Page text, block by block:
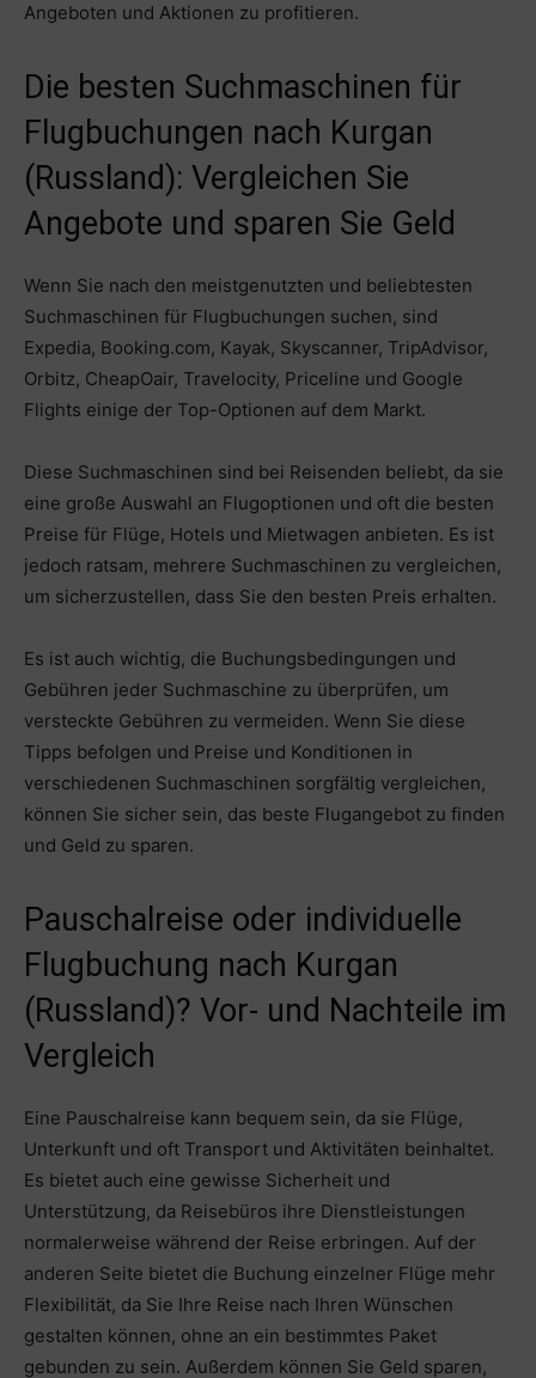
Angeboten und Aktionen zu profitieren.
Die besten Suchmaschinen für
Flugbuchungen nach Kurgan
(Russland): Vergleichen Sie
Angebote und sparen Sie Geld
Wenn Sie nach den meistgenutzten und beliebtesten
Suchmaschinen für Flugbuchungen suchen, sind
Expedia, Booking.com, Kayak, Skyscanner, TripAdvisor,
Orbitz, CheapOair, Travelocity, Priceline und Google
Flights einige der Top-Optionen auf dem Markt.
Diese Suchmaschinen sind bei Reisenden beliebt, da sie
eine große Auswahl an Flugoptionen und oft die besten
Preise für Flüge, Hotels und Mietwagen anbieten. Es ist
jedoch ratsam, mehrere Suchmaschinen zu vergleichen,
um sicherzustellen, dass Sie den besten Preis erhalten.
Es ist auch wichtig, die Buchungsbedingungen und
Gebühren jeder Suchmaschine zu überprüfen, um
versteckte Gebühren zu vermeiden. Wenn Sie diese
Tipps befolgen und Preise und Konditionen in
verschiedenen Suchmaschinen sorgfältig vergleichen,
können Sie sicher sein, das beste Flugangebot zu finden
und Geld zu sparen.
Pauschalreise oder individuelle
Flugbuchung nach Kurgan
(Russland)? Vor- und Nachteile im
Vergleich
Eine Pauschalreise kann bequem sein, da sie Flüge,
Unterkunft und oft Transport und Aktivitäten beinhaltet.
Es bietet auch eine gewisse Sicherheit und
Unterstützung, da Reisebüros ihre Dienstleistungen
normalerweise während der Reise erbringen. Auf der
anderen Seite bietet die Buchung einzelner Flüge mehr
Flexibilität, da Sie Ihre Reise nach Ihren Wünschen
gestalten können, ohne an ein bestimmtes Paket
gebunden zu sein. Außerdem können Sie Geld sparen,